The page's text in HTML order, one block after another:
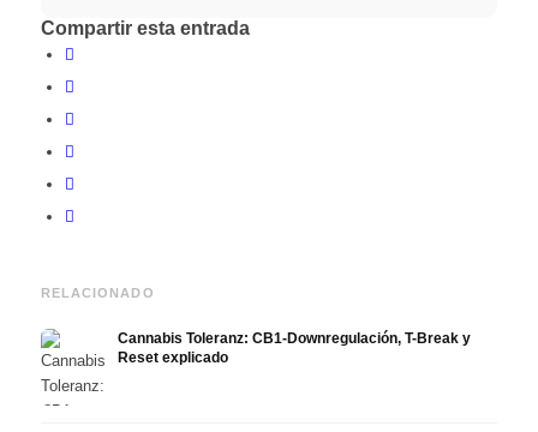
Compartir esta entrada
RELACIONADO
Cannabis Toleranz: CB1-Downregulación, T-Break y
Reset explicado